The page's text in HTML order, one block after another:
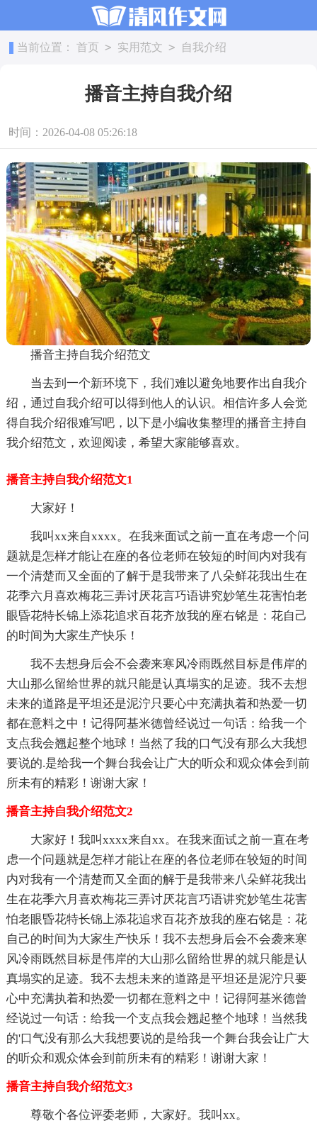
当前位置： 首页 > 实用范文 > 自我介绍
播音主持自我介绍
时间：2026-04-08 05:26:18
播音主持自我介绍范文
当去到一个新环境下，我们难以避免地要作出自我介
绍，通过自我介绍可以得到他人的认识。相信许多人会觉
得自我介绍很难写吧，以下是小编收集整理的播音主持自
我介绍范文，欢迎阅读，希望大家能够喜欢。
播音主持自我介绍范文1
大家好！
我叫xx来自xxxx。在我来面试之前一直在考虑一个问
题就是怎样才能让在座的各位老师在较短的时间内对我有
一个清楚而又全面的了解于是我带来了八朵鲜花我出生在
花季六月喜欢梅花三弄讨厌花言巧语讲究妙笔生花害怕老
眼昏花特长锦上添花追求百花齐放我的座右铭是：花自己
的时间为大家生产快乐！
我不去想身后会不会袭来寒风冷雨既然目标是伟岸的
大山那么留给世界的就只能是认真塌实的足迹。我不去想
未来的道路是平坦还是泥泞只要心中充满执着和热爱一切
都在意料之中！记得阿基米德曾经说过一句话：给我一个
支点我会翘起整个地球！当然了我的口气没有那么大我想
要说的.是给我一个舞台我会让广大的听众和观众体会到前
所未有的精彩！谢谢大家！
播音主持自我介绍范文2
大家好！我叫xxxx来自xx。在我来面试之前一直在考
虑一个问题就是怎样才能让在座的各位老师在较短的时间
内对我有一个清楚而又全面的解于是我带来八朵鲜花我出
生在花季六月喜欢梅花三弄讨厌花言巧语讲究妙笔生花害
怕老眼昏花特长锦上添花追求百花齐放我的座右铭是：花
自己的时间为大家生产快乐！我不去想身后会不会袭来寒
风冷雨既然目标是伟岸的大山那么留给世界的就只能是认
真塌实的足迹。我不去想未来的道路是平坦还是泥泞只要
心中充满执着和热爱一切都在意料之中！记得阿基米德曾
经说过一句话：给我一个支点我会翘起整个地球！当然我
的'口气没有那么大我想要说的是给我一个舞台我会让广大
的听众和观众体会到前所未有的精彩！谢谢大家！
播音主持自我介绍范文3
尊敬个各位评委老师，大家好。我叫xx。